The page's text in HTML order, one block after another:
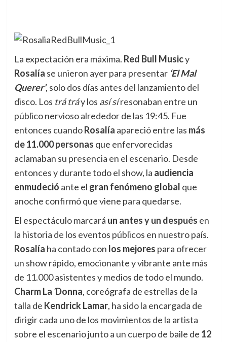
La expectación era máxima. Red Bull Musicy
Rosalía se unieron ayer para presentar ‘El Mal
Querer’, solo dos días antes del lanzamiento del
disco. Los trá tráy los así síresonaban entre un
público nervioso alrededor de las 19:45. Fue
entonces cuandoRosalía apareció entre las más
de 11.000 personas que enfervorecidas
aclamaban su presencia en el escenario. Desde
entonces y durante todo el show, la audiencia
enmudeció ante el gran fenómeno global que
anoche confirmó que viene para quedarse.
El espectáculo marcará un antes y un después en
la historia de los eventos públicos en nuestro país.
Rosalía ha contado con los mejores para ofrecer
un show rápido, emocionante y vibrante ante más
de 11.000 asistentes y medios de todo el mundo.
Charm La ´Donna, coreógrafa de estrellas de la
talla de Kendrick Lamar, ha sido la encargada de
dirigir cada uno de los movimientos de la artista
sobre el escenario junto a un cuerpo de baile de 12